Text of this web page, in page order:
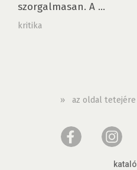
szorgalmasan. A ...
kritika
» az oldal tetejére